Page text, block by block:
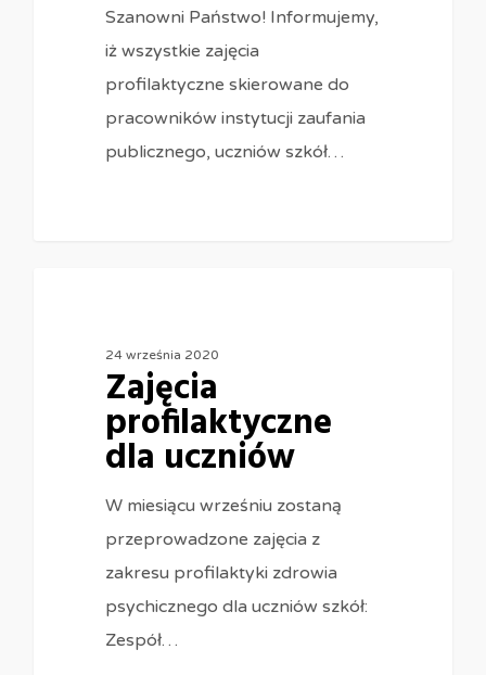
Szanowni Państwo! Informujemy,
iż wszystkie zajęcia
profilaktyczne skierowane do
pracowników instytucji zaufania
publicznego, uczniów szkół…
24 września 2020
Zajęcia
profilaktyczne
dla uczniów
W miesiącu wrześniu zostaną
przeprowadzone zajęcia z
zakresu profilaktyki zdrowia
psychicznego dla uczniów szkół:
Zespół…